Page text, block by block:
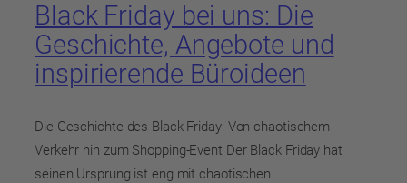
Black Friday bei uns: Die
Geschichte, Angebote und
inspirierende Büroideen
Die Geschichte des Black Friday: Von chaotischem
Verkehr hin zum Shopping-Event Der Black Friday hat
seinen Ursprung ist eng mit chaotischen